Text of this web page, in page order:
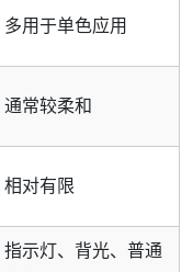
多用于单色应用
通常较柔和
相对有限
指示灯、背光、普通